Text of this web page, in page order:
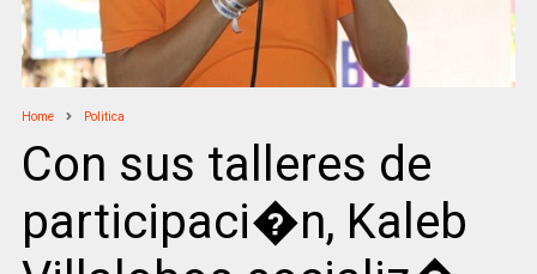
Home Politica
Con sus talleres de
participaci�n, Kaleb